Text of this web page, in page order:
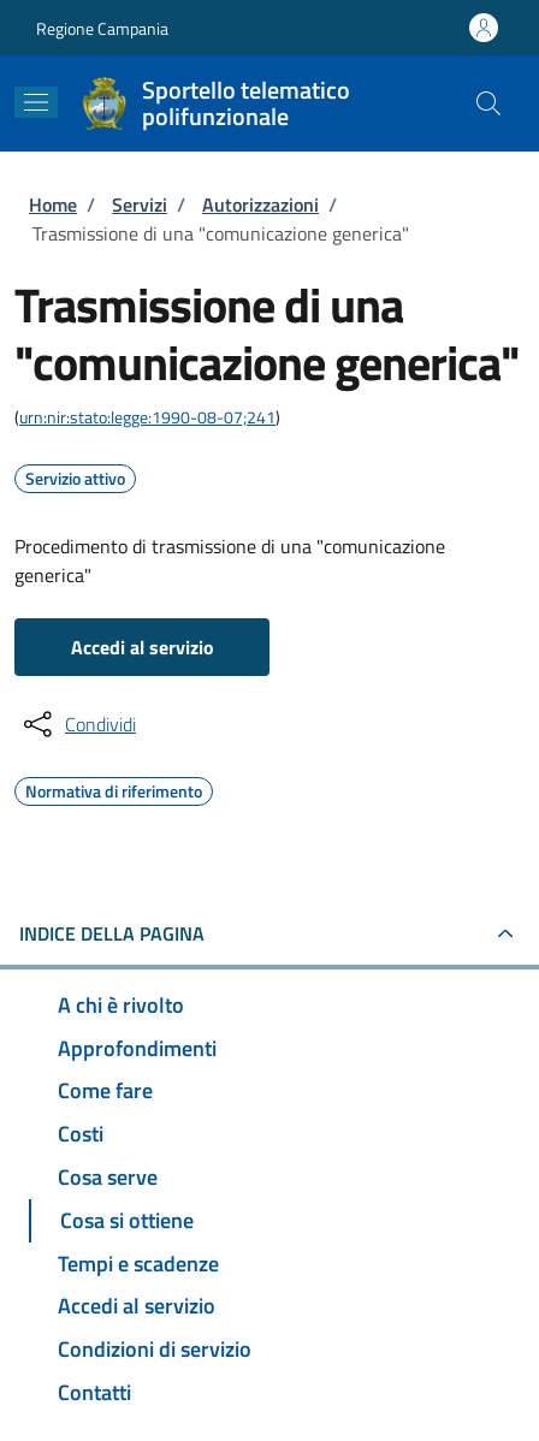
Regione Campania
Sportello telematico
polifunzionale
Briciole di pane
Home / Servizi / Autorizzazioni /
Trasmissione di una "comunicazione generica"
Trasmissione di una
"comunicazione generica"
(urn:nir:stato:legge:1990-08-07;241)
Servizio attivo
Procedimento di trasmissione di una "comunicazione
generica"
Accedi al servizio
Condividi
Normativa di riferimento
INDICE DELLA PAGINA
A chi è rivolto
Approfondimenti
Come fare
Costi
Cosa serve
Cosa si ottiene
Tempi e scadenze
Accedi al servizio
Condizioni di servizio
Contatti